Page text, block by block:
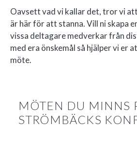
Oavsett vad vi kallar det, tror vi
är här för att stanna. Vill ni skapa
vissa deltagare medverkar från
med era önskemål så hjälper vi er
möte.
MÖTEN DU MINNS
STRÖMBÄCKS